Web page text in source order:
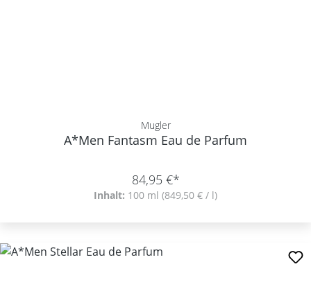
Mugler
A*Men Fantasm Eau de Parfum
84,95 €*
Inhalt: 100 ml (849,50 € / l)